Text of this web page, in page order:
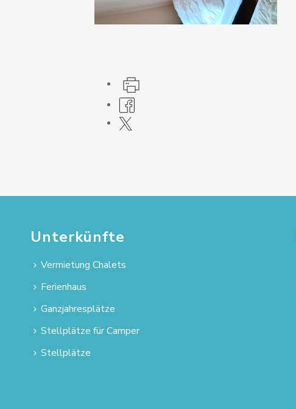
Unterkünfte
Vermietung Chalets
Ferienhaus
Ganzjahresplätze
Stellplätze für Camper
Stellplätze